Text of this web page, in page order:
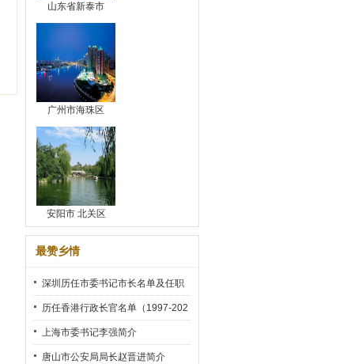
山东省新泰市
广州市海珠区
安阳市 北关区
最赞乡情
深圳历任市委书记市长名单及任职
时间
历任香港行政长官名单（1997-202
2）
上海市委书记李强简介
唐山市公安局局长赵晋进简介